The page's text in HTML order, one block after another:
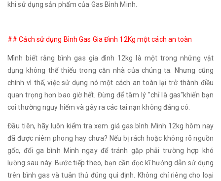
khi sử dụng sản phẩm của Gas Bình Minh.
## Cách sử dụng Bình Gas Gia Đình 12Kg một cách an toàn
Mình biết rằng bình gas gia đình 12kg là một trong những vật
dụng không thể thiếu trong căn nhà của chúng ta. Nhưng cũng
chính vì thế, việc sử dụng nó một cách an toàn lại trở thành điều
quan trọng hơn bao giờ hết. Đừng để tâm lý "chỉ là gas"khiến bạn
coi thường nguy hiểm và gây ra các tai nạn không đáng có.
Đầu tiên, hãy luôn kiểm tra xem giá gas bình Minh 12kg hôm nay
đã được niêm phong hay chưa? Nếu bị rách hoặc không rõ nguồn
gốc, đổi ga bình Minh ngay để tránh gặp phải trường hợp khó
lường sau này. Bước tiếp theo, bạn cần đọc kĩ hướng dẫn sử dụng
trên bình gas và tuân thủ đúng qui định. Không chỉ riêng cho loại